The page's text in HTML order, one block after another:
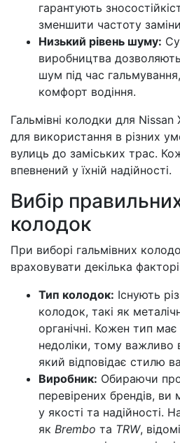
гарантують
зменшити частоту
Низький рівень шуму:
виробництва
шум під час
комфорт водіння.
Гальмівні колодки для Nissan
для використання в різних
вулиць до заміських трас.
впевнений у їхній надійності.
Вибір
колодок
При виборі гальмівних
враховувати декілька
Тип колодок: Існують
колодок, такі як
органічні. Кожен тип
недоліки, тому важливо
який відповідає стилю
Виробник: Обираючи
перевірених брендів, ви
у якості та надійності.
як Brembo та TRW,